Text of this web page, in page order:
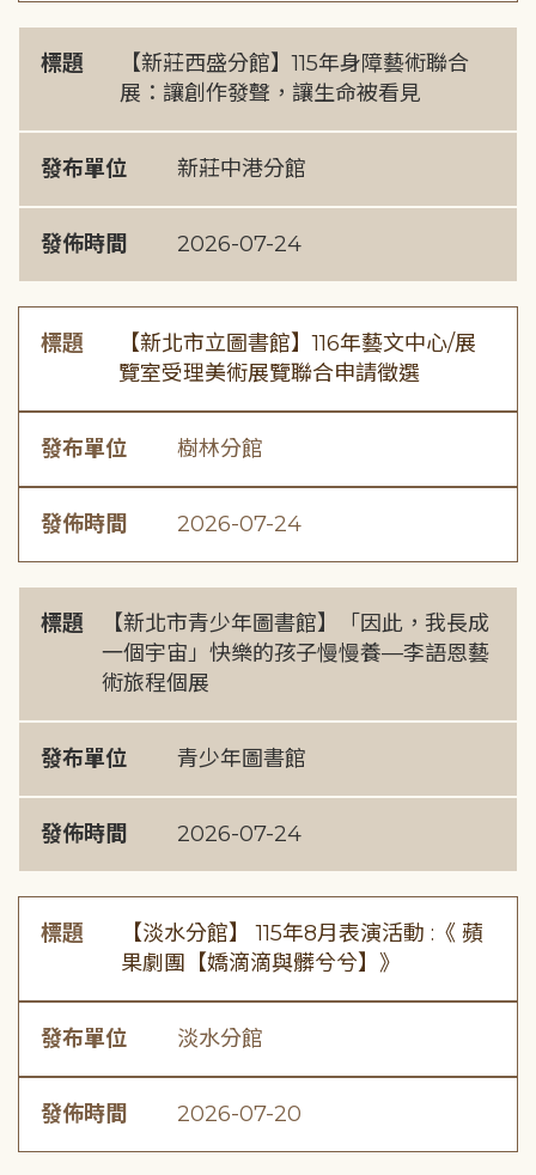
標題
【新莊西盛分館】115年身障藝術聯合
展：讓創作發聲，讓生命被看見
發布單位 新莊中港分館
發佈時間 2026-07-24
標題
【新北市立圖書館】116年藝文中心/展
覽室受理美術展覽聯合申請徵選
發布單位 樹林分館
發佈時間 2026-07-24
標題
【新北市青少年圖書館】「因此，我長成
一個宇宙」快樂的孩子慢慢養—李語恩藝
術旅程個展
發布單位 青少年圖書館
發佈時間 2026-07-24
標題
【淡水分館】 115年8月表演活動 :《 蘋
果劇團【嬌滴滴與髒兮兮】》
發布單位 淡水分館
發佈時間 2026-07-20